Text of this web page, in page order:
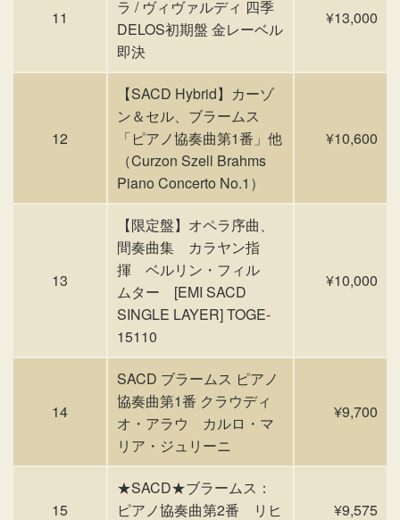
11
ラ / ヴィヴァルディ 四季
DELOS初期盤 金レーベル
即決
¥13,000
12
【SACD Hybrid】カーゾ
ン＆セル、ブラームス
「ピアノ協奏曲第1番」他
（Curzon Szell Brahms
Piano Concerto No.1）
¥10,600
13
【限定盤】オペラ序曲、
間奏曲集 カラヤン指
揮 ベルリン・フィル
ムター [EMI SACD
SINGLE LAYER] TOGE-
15110
¥10,000
14
SACD ブラームス ピアノ
協奏曲第1番 クラウディ
オ・アラウ カルロ・マ
リア・ジュリーニ
¥9,700
15
★SACD★ブラームス：
ピアノ協奏曲第2番 リヒ
¥9,575